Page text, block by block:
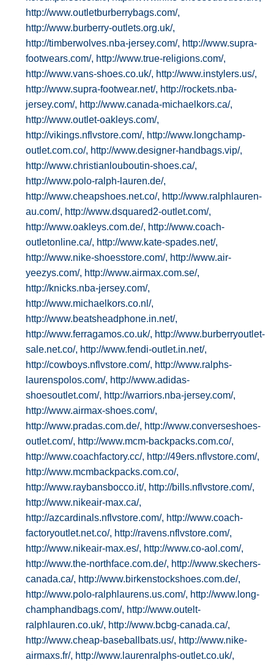
http://www.outletburberrybags.com/,
http://www.burberry-outlets.org.uk/,
http://timberwolves.nba-jersey.com/, http://www.supra-
footwears.com/, http://www.true-religions.com/,
http://www.vans-shoes.co.uk/, http://www.instylers.us/,
http://www.supra-footwear.net/, http://rockets.nba-
jersey.com/, http://www.canada-michaelkors.ca/,
http://www.outlet-oakleys.com/,
http://vikings.nflvstore.com/, http://www.longchamp-
outlet.com.co/, http://www.designer-handbags.vip/,
http://www.christianlouboutin-shoes.ca/,
http://www.polo-ralph-lauren.de/,
http://www.cheapshoes.net.co/, http://www.ralphlauren-
au.com/, http://www.dsquared2-outlet.com/,
http://www.oakleys.com.de/, http://www.coach-
outletonline.ca/, http://www.kate-spades.net/,
http://www.nike-shoesstore.com/, http://www.air-
yeezys.com/, http://www.airmax.com.se/,
http://knicks.nba-jersey.com/,
http://www.michaelkors.co.nl/,
http://www.beatsheadphone.in.net/,
http://www.ferragamos.co.uk/, http://www.burberryoutlet-
sale.net.co/, http://www.fendi-outlet.in.net/,
http://cowboys.nflvstore.com/, http://www.ralphs-
laurenspolos.com/, http://www.adidas-
shoesoutlet.com/, http://warriors.nba-jersey.com/,
http://www.airmax-shoes.com/,
http://www.pradas.com.de/, http://www.converseshoes-
outlet.com/, http://www.mcm-backpacks.com.co/,
http://www.coachfactory.cc/, http://49ers.nflvstore.com/,
http://www.mcmbackpacks.com.co/,
http://www.raybansbocco.it/, http://bills.nflvstore.com/,
http://www.nikeair-max.ca/,
http://azcardinals.nflvstore.com/, http://www.coach-
factoryoutlet.net.co/, http://ravens.nflvstore.com/,
http://www.nikeair-max.es/, http://www.co-aol.com/,
http://www.the-northface.com.de/, http://www.skechers-
canada.ca/, http://www.birkenstockshoes.com.de/,
http://www.polo-ralphlaurens.us.com/, http://www.long-
champhandbags.com/, http://www.outelt-
ralphlauren.co.uk/, http://www.bcbg-canada.ca/,
http://www.cheap-baseballbats.us/, http://www.nike-
airmaxs.fr/, http://www.laurenralphs-outlet.co.uk/,